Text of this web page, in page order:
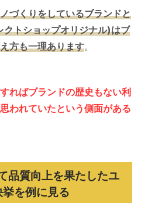
づくりをしているブランドと
トショップオリジナル)はブ
方も一理あります。
ればブランドの歴史もない利
われていたという側面がある
品質向上を果たしたユ
を例に見る